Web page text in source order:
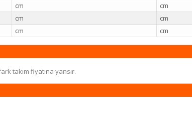
cm
cm
cm
cm
cm cm
takım fiyatına yansır.